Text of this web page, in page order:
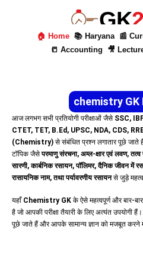
GK
🏠 Home 📚 Haryana 📰
📒 Accounting
🎥
chemistry GK
आज लगभग सभी प्रतियोगी परीक्षाओं जैसे SSC,
CTET, TET, B.Ed, UPSC, NDA, CDS,
(Chemistry) से संबंधित प्रश्न लगातार पूछे जाते
टॉपिक जैसेपरमाणु संरचना, अम्ल-क्षार एवं लवण,
सारणी, कार्बनिक रसायन, पॉलिमर, दैनिक जीवन में
रासायनिक नाम, तथा पर्यावरणीय रसायनसे जुड़े
यहाँ Chemistry GK के ऐसे महत्वपूर्ण और बार-
है जो आपकी परीक्षा तैयारी के लिए अत्यंत उपयोगी
पूछे जाते हैं और आपके सामान्य ज्ञान को मजबूत करने